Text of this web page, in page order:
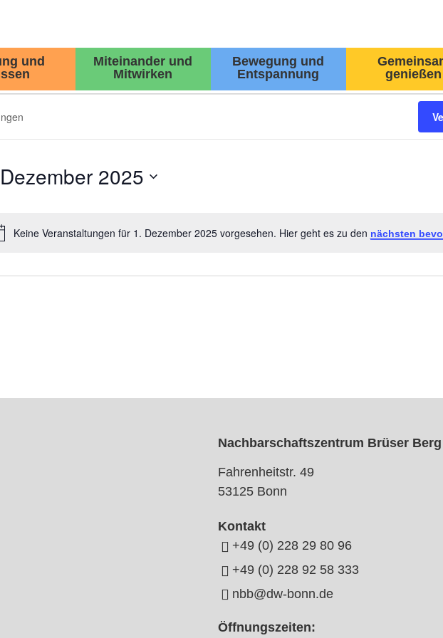
und
Miteinander und
Mitwirken
Bewegung und
Entspannung
genießen
Hinweis
Keine Veranstaltungen für 1. Dezember 2025 vorgesehen. Hier geht es zu den nächsten
2025
Nachbarschaftszentrum Brüser Berg
Fahrenheitstr. 49
53125 Bonn
Kontakt
+49 (0) 228 29 80 96
+49 (0) 228 92 58 333
nbb@dw-bonn.de
Öffnungszeiten: